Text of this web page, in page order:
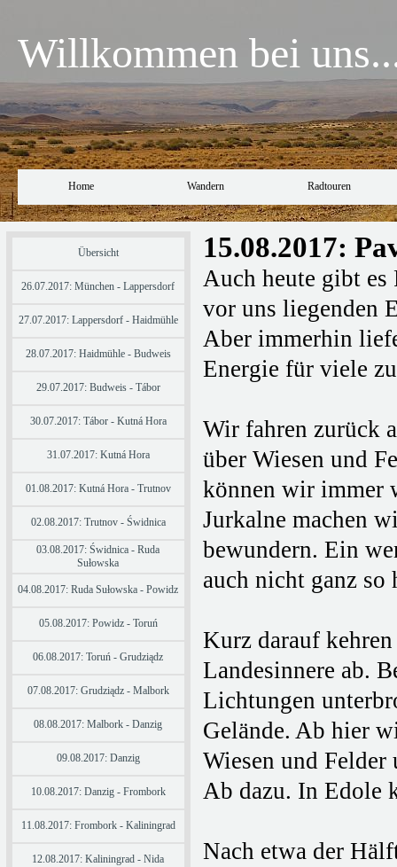
Home Wandern Radtouren
Willkommen bei
Übersicht
26.07.2017: München - Lappersdorf
27.07.2017: Lappersdorf - Haidmühle
28.07.2017: Haidmühle - Budweis
29.07.2017: Budweis - Tábor
30.07.2017: Tábor - Kutná Hora
31.07.2017: Kutná Hora
01.08.2017: Kutná Hora - Trutnov
02.08.2017: Trutnov - Świdnica
03.08.2017: Świdnica - Ruda
Sułowska
04.08.2017: Ruda Sułowska - Powidz
05.08.2017: Powidz - Toruń
06.08.2017: Toruń - Grudziądz
07.08.2017: Grudziądz - Malbork
08.08.2017: Malbork - Danzig
09.08.2017: Danzig
10.08.2017: Danzig - Frombork
11.08.2017: Frombork - Kaliningrad
12.08.2017: Kaliningrad - Nida
15.08.2017:
Auch heute gibt es
vor uns liegenden
Aber immerhin
Energie für viele
Wir fahren zurück
über Wiesen und
können wir immer
Jurkalne machen
bewundern. Ein
auch nicht ganz so
Kurz darauf
Landesinnere ab.
Lichtungen
Gelände. Ab hier
Wiesen und
Ab dazu. In Edole
Nach etwa der